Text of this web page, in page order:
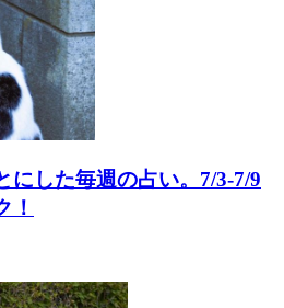
にした毎週の占い。7/3-7/9
！